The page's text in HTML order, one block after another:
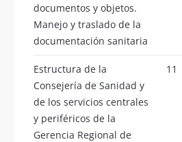
documentos y objetos.
Manejo y traslado de la
documentación sanitaria
Estructura de la
Consejería de Sanidad y
de los servicios centrales
y periféricos de la
Gerencia Regional de
11